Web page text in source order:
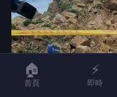
🏠
首頁
⚡
即時